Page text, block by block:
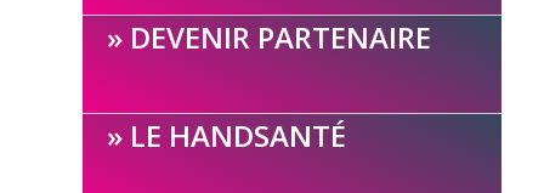
DEVENIR PARTENAIRE
LE HANDSANTÉ